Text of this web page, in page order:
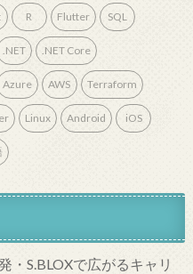
R Flutter SQL
.NET .NET Core
Azure AWS Terraform
Linux Android iOS
・S.BLOXで広がるキャリ